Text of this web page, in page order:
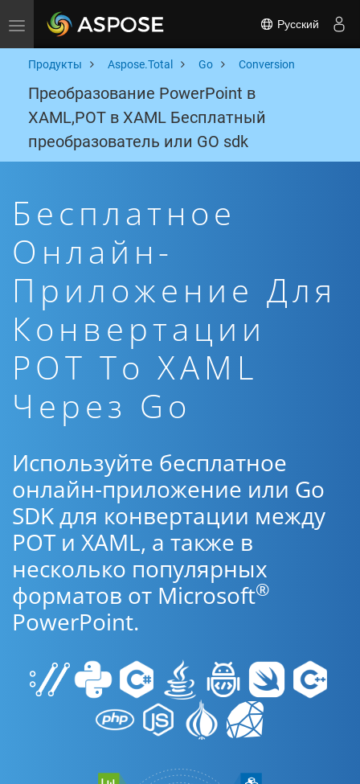
Toggle navigation Русский
Продукты Aspose.Total Go Conversion
Преобразование PowerPoint в
XAML,POT в XAML Бесплатный
преобразователь или GO sdk
Бесплатное
Онлайн-
Приложение Для
Конвертации
POT To XAML
Через Go
Используйте бесплатное
онлайн-приложение или Go
SDK для конвертации между
POT и XAML, а также в
несколько популярных
форматов от Microsoft®
PowerPoint.